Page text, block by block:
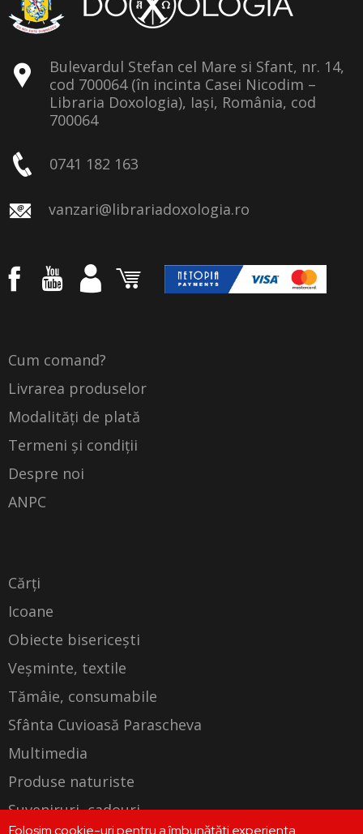
Bulevardul Stefan cel Mare si Sfant, nr. 14,
cod 700064 (în incinta Casei Nicodim –
Libraria Doxologia), Iași, România, cod
700064
0741 182 163
vanzari@librariadoxologia.ro
Cum comand?
Livrarea produselor
Modalități de plată
Termeni și condiții
Despre noi
ANPC
Cărți
Icoane
Obiecte bisericești
Veșminte, textile
Tămâie, consumabile
Sfânta Cuvioasă Parascheva
Multimedia
Produse naturiste
Suveniruri, cadouri
Folosim cookie-uri pentru a îmbunătăți experiența